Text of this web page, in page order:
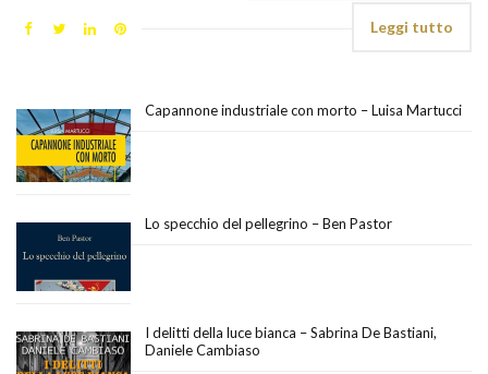
Leggi tutto
Capannone industriale con morto – Luisa Martucci
Lo specchio del pellegrino – Ben Pastor
I delitti della luce bianca – Sabrina De Bastiani,
Daniele Cambiaso